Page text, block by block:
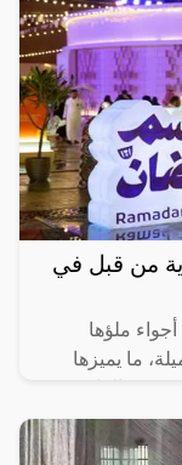
من قبل في
ملؤها
ما يميزها